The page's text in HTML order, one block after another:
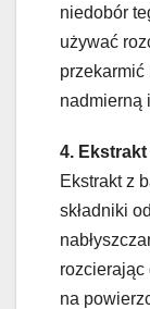
niedobór
używać
nadmierną
4.
Ekstrakt z
składniki
rozcierając
na